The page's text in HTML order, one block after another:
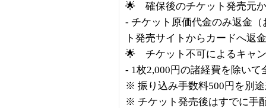
🌟 確保後のチケット発売元
- チケット原価代金のみ返金
ト発売サイトからカードへ返
🌟 チケット不可によるキャ
- 1枚2,000円の諸経費を除いて
※ 振り込み手数料500円を別
※ チケット発売後はすでに手